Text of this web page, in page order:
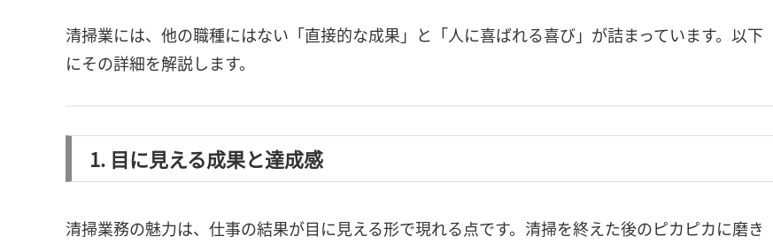
清掃業には、他の職種にはない「直接的な成果」と「人に喜ばれる喜び」が詰まっています。以下
にその詳細を解説します。
1. 目に見える成果と達成感
清掃業務の魅力は、仕事の結果が目に見える形で現れる点です。清掃を終えた後のピカピカに磨き